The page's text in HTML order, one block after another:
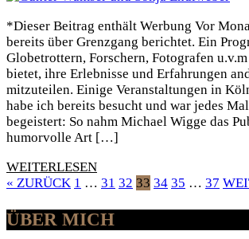
*Dieser Beitrag enthält Werbung Vor
bereits über Grenzgang berichtet. Ein
Globetrottern, Forschern, Fotografen
bietet, ihre Erlebnisse und Erfahrungen
mitzuteilen. Einige Veranstaltungen in
habe ich bereits besucht und war jedes
begeistert: So nahm Michael Wigge das
humorvolle Art […]
WEITERLESEN
« ZURÜCK 1 … 31 32 33 34 35 … 37
ÜBER MICH